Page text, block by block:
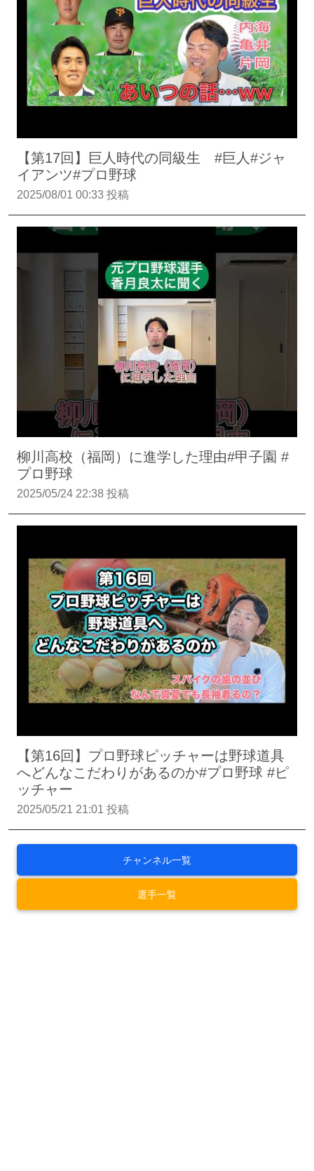
【第17回】巨人時代の同級生 #巨人#ジャ
イアンツ#プロ野球
2025/08/01 00:33 投稿
柳川高校（福岡）に進学した理由#甲子園 #
プロ野球
2025/05/24 22:38 投稿
【第16回】プロ野球ピッチャーは野球道具
へどんなこだわりがあるのか#プロ野球 #ピ
ッチャー
2025/05/21 21:01 投稿
チャンネル一覧
選手一覧